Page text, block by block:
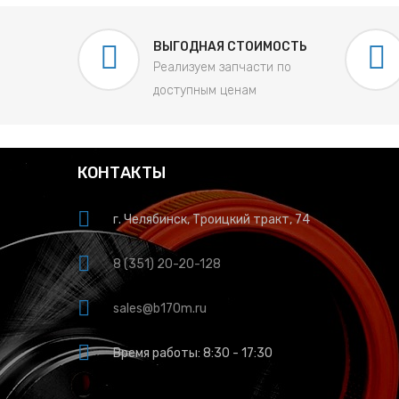
ВЫГОДНАЯ СТОИМОСТЬ
Реализуем запчасти по
доступным ценам
КОНТАКТЫ
г. Челябинск, Троицкий тракт, 74
8 (351) 20-20-128
sales@b170m.ru
Время работы: 8:30 - 17:30